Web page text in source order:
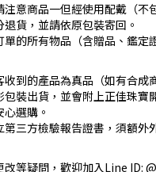
意商品一但經使用配戴（不
貨，並請依原包裝寄回。
的所有物品（含贈品、鑑
到的產品為真品（如有合成
裝出貨，並會附上正佳珠
選購。
三方檢驗報告證書，須額外
等疑問，歡迎加入Line ID: